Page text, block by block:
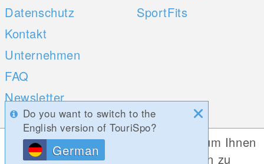
Datenschutz
Kontakt
Unternehmen
FAQ
Newsletter
Umfragen
SportFits
Mobile Apps Social Web
Do you want to switch to the
English version of TouriSpo?
German
Diese Website verwendet Cookies, um Ihnen
die bestmögliche Funktionalität bieten zu